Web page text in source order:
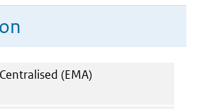
Centralised (EMA)